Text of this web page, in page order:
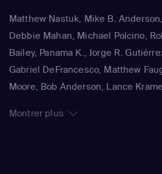
(Marge Simpson /
Bouvier)
Nancy Cartwright
Comic Book Guy)
Matthew Nastuk, Mike B.
Debbie Mahan, Michael Polcino,
Bailey, Panama K., Jorge R.
Gabriel DeFrancesco, Matthew
Moore, Bob Anderson, Lance
Montrer plus